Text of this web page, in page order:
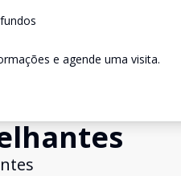
e agende uma visita.